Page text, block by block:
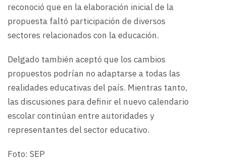
reconoció que en la elaboración inicial de la
propuesta faltó participación de diversos
sectores relacionados con la educación.
Delgado también aceptó que los cambios
propuestos podrían no adaptarse a todas las
realidades educativas del país. Mientras tanto,
las discusiones para definir el nuevo calendario
escolar continúan entre autoridades y
representantes del sector educativo.
Foto: SEP